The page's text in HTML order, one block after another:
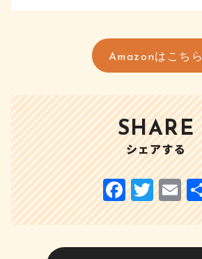
Amazonはこちら
SHARE
シェアする